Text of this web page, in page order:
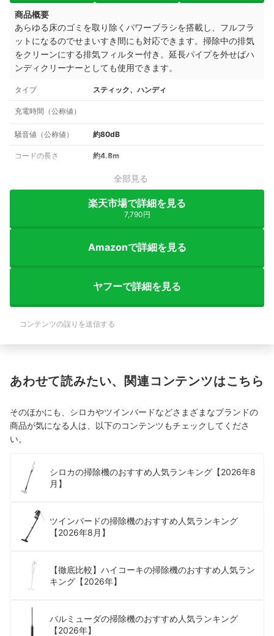
商品概要
あらゆる床のゴミを取り除くパワーブラシを搭載し、フルフラ
ットになるのでせまいすき間にも対応できます。掃除中の排気
をクリーンにする排気フィルター付き。延長パイプを外せばハ
ンディクリーナーとしても使用できます。
タイプ スティック、ハンディ
充電時間（公称値）
騒音値（公称値） 約80dB
コードの長さ 約4.8m
全部見る
楽天市場で詳細を見る
7,790円
Amazonで詳細を見る
ヤフーで詳細を見る
コンテンツの誤りを送信する
あわせて読みたい、関連コンテンツはこちら
そのほかにも、シロカやツインバードなどさまざまなブランドの
商品が気になる人は、以下のコンテンツもチェックしてくださ
い。
シロカの掃除機のおすすめ人気ランキング【2026年8
月】
ツインバードの掃除機のおすすめ人気ランキング
【2026年8月】
【徹底比較】ハイコーキの掃除機のおすすめ人気ラン
キング【2026年】
バルミューダの掃除機のおすすめ人気ランキング
【2026年】